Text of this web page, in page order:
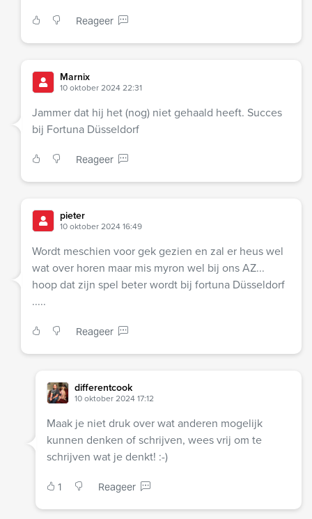
Reageer
Marnix
10 oktober 2024 22:31
Jammer dat hij het (nog) niet gehaald heeft. Succes
bij Fortuna Düsseldorf
Reageer
pieter
10 oktober 2024 16:49
Wordt meschien voor gek gezien en zal er heus wel
wat over horen maar mis myron wel bij ons AZ...
hoop dat zijn spel beter wordt bij fortuna Düsseldorf
.....
Reageer
differentcook
10 oktober 2024 17:12
Maak je niet druk over wat anderen mogelijk
kunnen denken of schrijven, wees vrij om te
schrijven wat je denkt! :-)
1 Reageer